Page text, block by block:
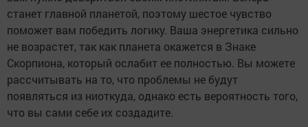
станет главной планетой, поэтому шестое чувство
поможет вам победить логику. Ваша энергетика сильно
не возрастет, так как планета окажется в Знаке
Скорпиона, который ослабит ее полностью. Вы можете
рассчитывать на то, что проблемы не будут
появляться из ниоткуда, однако есть вероятность того,
что вы сами себе их создадите.